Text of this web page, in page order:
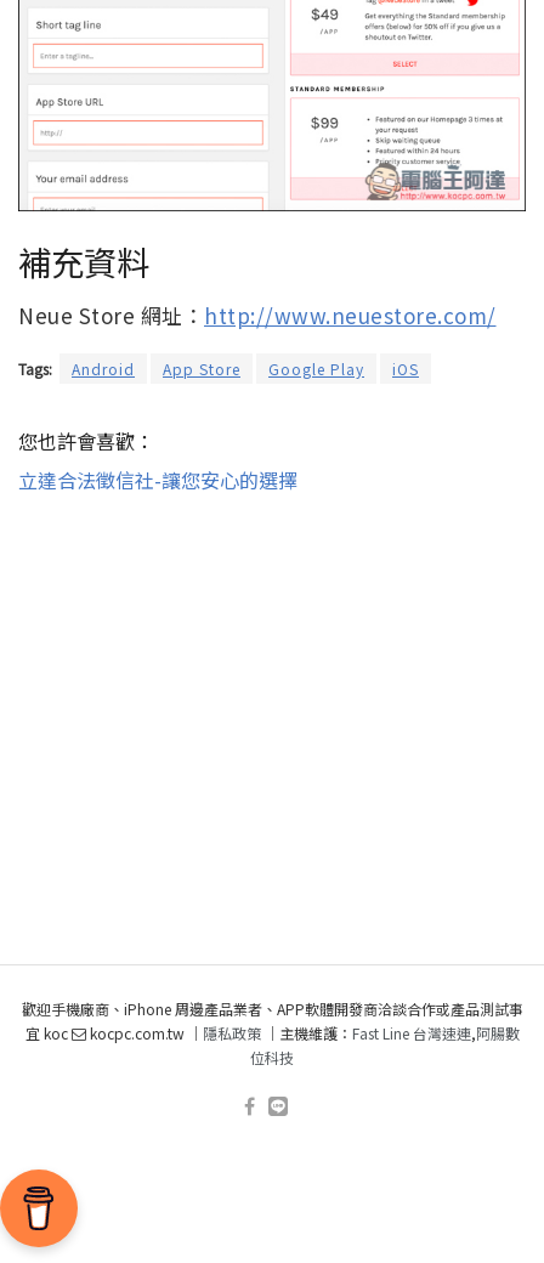
補充資料
Neue Store 網址： http://www.neuestore.com/
Tags: Android App Store Google Play iOS
您也許會喜歡：
立達合法徵信社-讓您安心的選擇
歡迎手機廠商、iPhone 周邊產品業者、APP軟體開發商洽談合作或產品測試事
宜 koc
kocpc.com.tw ｜ 隱私政策｜主機維護： Fast Line 台灣速連,阿腸數
位科技